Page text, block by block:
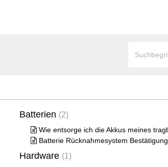
Batterien 2
Wie entsorge ich die Akkus meines
Batterie Rücknahmesystem Bestätigung
Hardware 1